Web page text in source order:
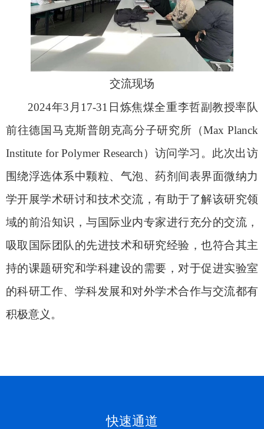
交流现场
2024年3 月 17-31 日炼焦煤全重李哲副教授率队
前往德国马克斯普朗克高分子研究所（Max Planck
Institute for Polymer Research）访问学习。此次出访
围绕浮选体系中颗粒、气泡、药剂间表界面微纳力
学开展学术研讨和技术交流，有助于了解该研究领
域的前沿知识，与国际业内专家进行充分的交流，
吸取国际团队的先进技术和研究经验，也符合其主
持的课题研究和学科建设的需要，对于促进实验室
的科研工作、学科发展和对外学术合作与交流都有
积极意义。
快速通道